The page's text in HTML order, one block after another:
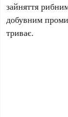
зайняття
добувним
триває.